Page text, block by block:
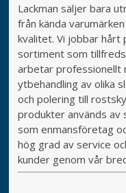
Lackman säljer bara
från kända
kvalitet. Vi jobbar
sortiment som
arbetar professionellt
ytbehandling av olika
och polering till
produkter används av
som enmansföretag
hög grad av service
kunder genom vår